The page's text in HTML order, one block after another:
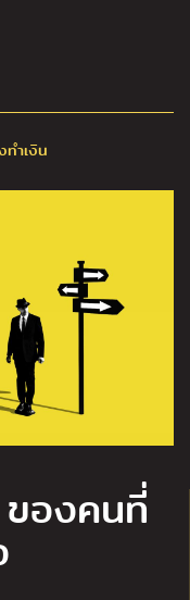
ทำเงิน
ของคนที่